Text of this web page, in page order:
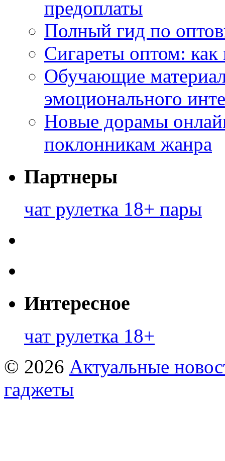
предоплаты
Полный гид по
Сигареты оптом:
Обучающие
эмоционального
Новые дорамы
поклонникам жанра
Партнеры
чат рулетка 18+ пары
Интересное
чат рулетка 18+
© 2026 Актуальные
гаджеты